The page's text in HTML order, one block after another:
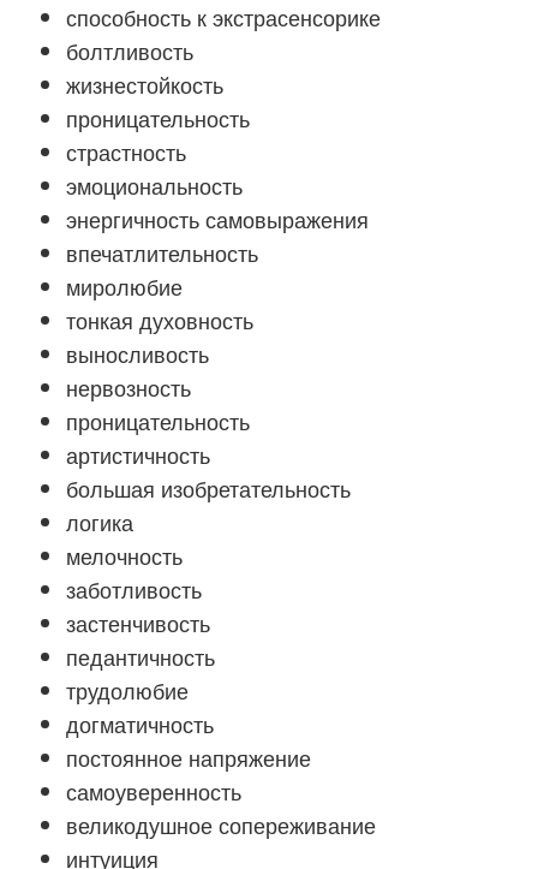
способность к экстрасенсорике
болтливость
жизнестойкость
проницательность
страстность
эмоциональность
энергичность самовыражения
впечатлительность
миролюбие
тонкая духовность
выносливость
нервозность
проницательность
артистичность
большая изобретательность
логика
мелочность
заботливость
застенчивость
педантичность
трудолюбие
догматичность
постоянное напряжение
самоуверенность
великодушное сопереживание
интуиция